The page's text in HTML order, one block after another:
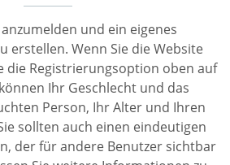
und ein eigenes
erstellen. Wenn Sie die Website
die Registrierungsoption oben auf
Ihr Geschlecht und das
Person, Ihr Alter und Ihren
sollten auch einen eindeutigen
der für andere Benutzer sichtbar